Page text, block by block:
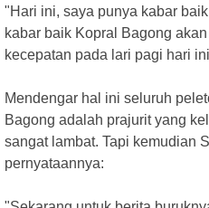
"Hari ini, saya punya kabar
kabar baik Kopral Bagong
kecepatan pada lari pagi hari
Mendengar hal ini seluruh
Bagong adalah prajurit yang
sangat lambat. Tapi kemudian
pernyataannya: